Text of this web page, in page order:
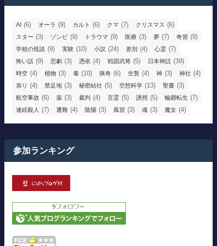
AI (6) オーラ (9) カルト (6) クマ (7) クリスマス (6)
スター (3) ゾンビ (9) トラウマ (9) 医療 (3) 夢 (7) 奇習 (9)
学校の怪談 (9) 実験 (10) 小説 (24) 差別 (4) 心霊 (7)
怖い話 (9) 悲劇 (3) 憑依 (4) 戦国武将 (5) 日本神話 (39)
時空 (4) 植物 (3) 毒 (10) 猟奇 (6) 生贄 (4) 神 (3) 神社 (4)
祟り (4) 禁足地 (3) 秘密結社 (5) 空想科学 (13) 聖書 (3)
航空事故 (6) 薬 (3) 裁判 (4) 言霊 (5) 誘拐 (5) 輪廻転生 (7)
連続殺人 (7) 遭難 (4) 陰陽 (3) 風習 (3) 魂 (3) 魔女 (4)
参加ランキング